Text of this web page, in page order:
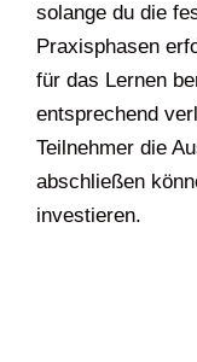
solange du die
Praxisphasen
für das Lernen
entsprechend
Teilnehmer die
abschließen
investieren.